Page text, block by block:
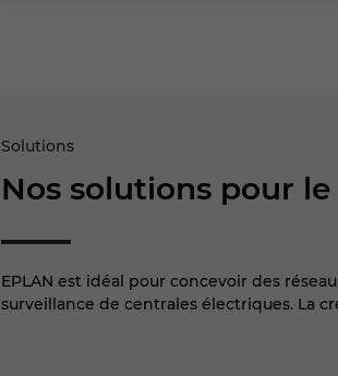
Solutions
Nos solutions pour
EPLAN est idéal pour concevoir des
surveillance de centrales électriques. La